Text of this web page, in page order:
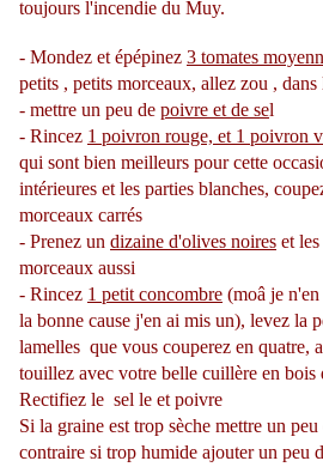
toujours l'incendie du Muy.
- Mondez et épépinez 3 tomates
petits , petits morceaux, allez zou ,
- mettre un peu de poivre et de sel
- Rincez 1 poivron rouge, et 1 poivron
qui sont bien meilleurs pour cette
intérieures et les parties blanches,
morceaux carrés
- Prenez un dizaine d'olives noires et
morceaux aussi
- Rincez 1 petit concombre (moâ je
la bonne cause j'en ai mis un), levez la
lamelles que vous couperez en quatre,
touillez avec votre belle cuillère en
Rectifiez le sel le et poivre
Si la graine est trop sèche mettre un
contraire si trop humide ajouter un peu